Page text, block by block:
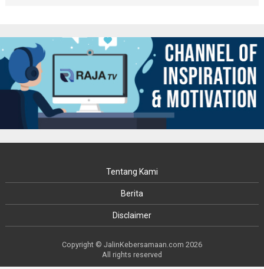
Tentang Kami
Berita
Disclaimer
Copyright © JalinKebersamaan.com 2026
All rights reserved